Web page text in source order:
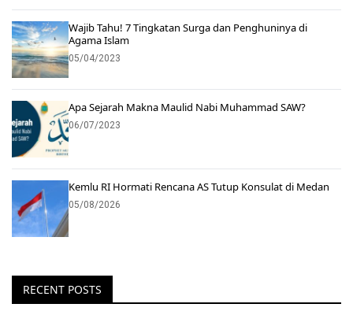
Wajib Tahu! 7 Tingkatan Surga dan Penghuninya di
Agama Islam
05/04/2023
Apa Sejarah Makna Maulid Nabi Muhammad SAW?
06/07/2023
Kemlu RI Hormati Rencana AS Tutup Konsulat di Medan
05/08/2026
RECENT POSTS